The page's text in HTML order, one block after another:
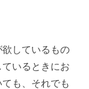
しているもの
いるときにお
も、それでも